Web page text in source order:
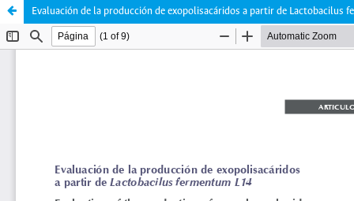
Evaluación de la producción de exopolisacáridos a partir de Lactobacilus